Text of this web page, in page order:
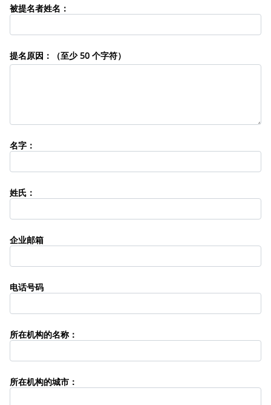
被提名者姓名：
提名原因：（至少 50 个字符）
名字：
姓氏：
企业邮箱
电话号码
所在机构的名称：
所在机构的城市：